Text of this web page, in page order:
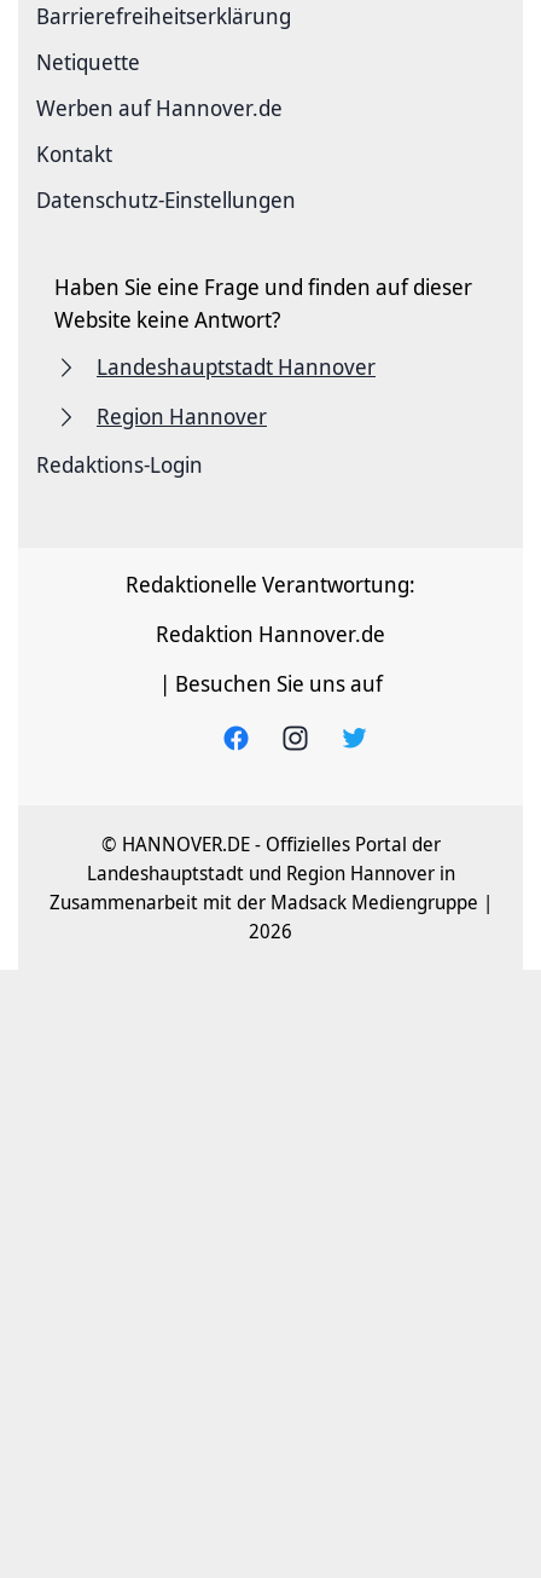
Barriere­freiheits­erklärung
Netiquette
Werben auf Hannover.de
Kontakt
Datenschutz-Einstellungen
Haben Sie eine Frage und finden auf dieser
Website keine Antwort?
Landeshauptstadt Hannover
Region Hannover
Redaktions-Login
Redaktionelle Verantwortung:
Redaktion Hannover.de
| Besuchen Sie uns auf
© HANNOVER.DE - Offizielles Portal der
Landeshauptstadt und Region Hannover in
Zusammenarbeit mit der Madsack Mediengruppe |
2026